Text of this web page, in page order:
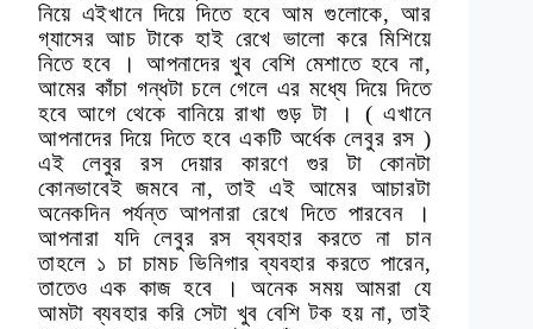
নিয়ে এইখানে দিয়ে দিতে হবে আম গুলোকে, আর
গ্যাসের আচ টাকে হাই রেখে ভালো করে মিশিয়ে
নিতে হবে । আপনাদের খুব বেশি মেশাতে হবে না,
আমের কাঁচা গন্ধটা চলে গেলে এর মধ্যে দিয়ে দিতে
হবে আগে থেকে বানিয়ে রাখা গুড় টা । ( এখানে
আপনাদের দিয়ে দিতে হবে একটি অর্ধেক লেবুর রস )
এই লেবুর রস দেয়ার কারণে গুর টা কোনটা
কোনভাবেই জমবে না, তাই এই আমের আচারটা
অনেকদিন পর্যন্ত আপনারা রেখে দিতে পারবেন ।
আপনারা যদি লেবুর রস ব্যবহার করতে না চান
তাহলে ১ চা চামচ ভিনিগার ব্যবহার করতে পারেন,
তাতেও এক কাজ হবে । অনেক সময় আমরা যে
আমটা ব্যবহার করি সেটা খুব বেশি টক হয় না, তাই